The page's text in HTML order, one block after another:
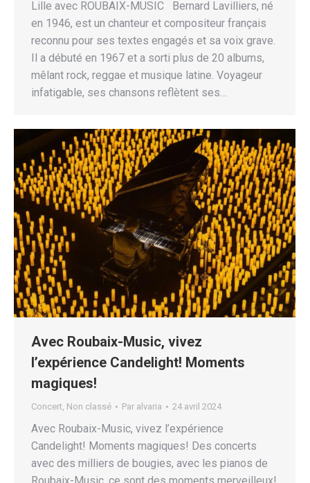
Lille avec ROUBAIX-MUSIC Bernard Lavilliers, né
en 1946, est un chanteur et compositeur français
reconnu pour ses textes engagés et sa voix grave.
Il a débuté en 1967 et a sorti plus de 20 albums,
mêlant rock, reggae et musique latine. Voyageur
infatigable, ses chansons reflètent ses…
Avec Roubaix-Music, vivez
l’expérience Candelight! Moments
magiques!
Concert Non classé Par alvaria 24 avril 2024
Avec Roubaix-Music, vivez l’expérience
Candelight! Moments magiques! Des concerts
avec des milliers de bougies, avec les pianos de